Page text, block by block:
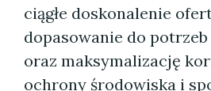
ciągłe doskonalenie
dopasowanie do
oraz maksymalizację
ochrony środowiska i